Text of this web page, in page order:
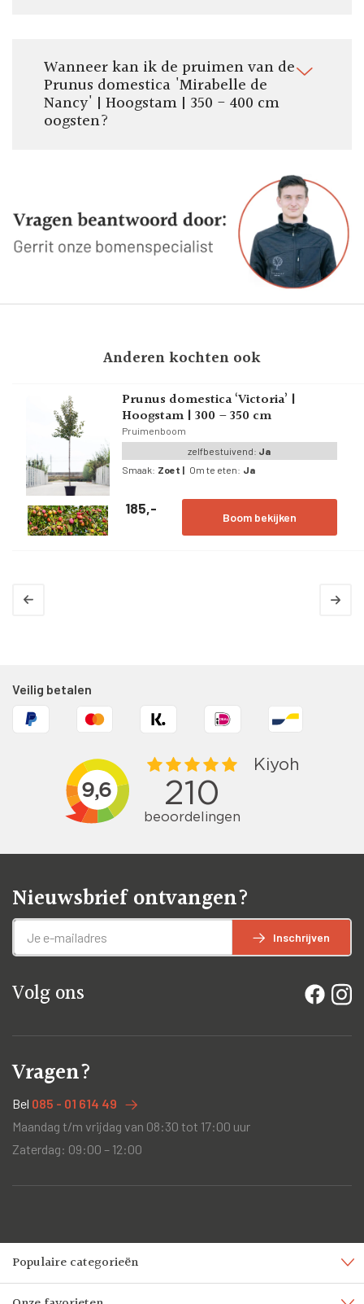
Wanneer kan ik de pruimen van de
Prunus domestica 'Mirabelle de
Nancy' | Hoogstam | 350 - 400 cm
oogsten?
Anderen kochten ook
Prunus domestica ‘Victoria’ |
Hoogstam | 300 – 350 cm
Pruimenboom
zelfbestuivend: Ja
Smaak: Zoet | Om te eten: Ja
185,-
Boom bekijken
Veilig betalen
Nieuwsbrief ontvangen?
Inschrijven
Volg ons
Vragen?
Bel 085 - 01 614 49
Maandag t/m vrijdag van 08:30 tot 17:00 uur
Zaterdag: 09:00 – 12:00
Populaire categorieën